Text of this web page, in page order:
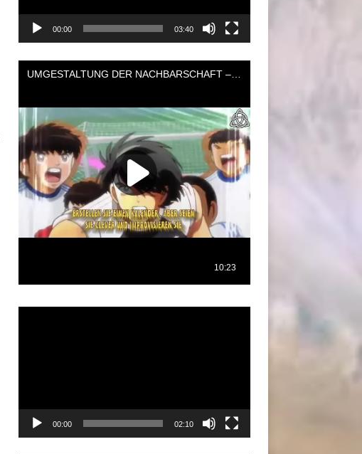
00:00 03:40
00:00 02:10